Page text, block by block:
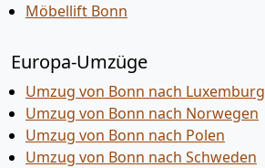
Möbellift Bonn
Europa-Umzüge
Umzug von Bonn nach Luxemburg
Umzug von Bonn nach Norwegen
Umzug von Bonn nach Polen
Umzug von Bonn nach Schweden